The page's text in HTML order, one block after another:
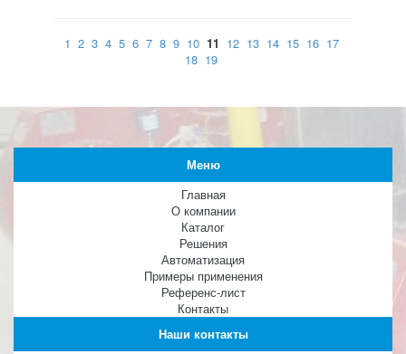
1 2 3 4 5 6 7 8 9 10 11 12 13 14 15 16 17
18 19
Меню
Главная
О компании
Каталог
Решения
Автоматизация
Примеры применения
Референс-лист
Контакты
Наши контакты